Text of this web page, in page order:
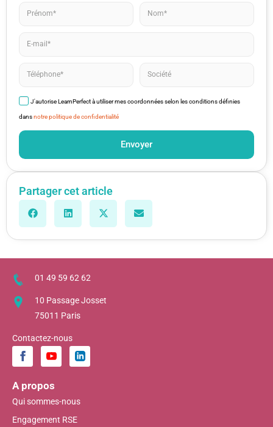
J'autorise LearnPerfect à utiliser mes coordonnées selon les conditions définies
dansnotre politique de confidentialité
Envoyer
Partager cet article
01 49 59 62 62
10 Passage Josset
75011 Paris
Contactez-nous
A propos
Qui sommes-nous
Engagement RSE